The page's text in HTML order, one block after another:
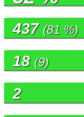
437 (81 %)
18 (9)
2